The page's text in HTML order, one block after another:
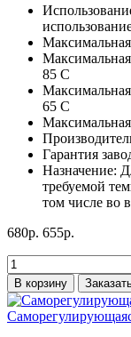
85 С
65 С
Максимальная
Гарантия
Назначение:
требуемой
том числе во
680р. 655р.
В корзину